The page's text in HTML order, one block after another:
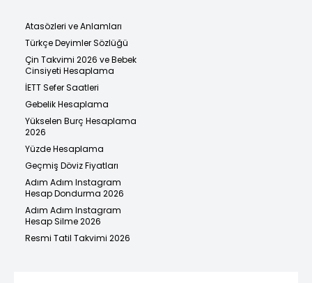
Atasözleri ve Anlamları
Türkçe Deyimler Sözlüğü
Çin Takvimi 2026 ve Bebek
Cinsiyeti Hesaplama
İETT Sefer Saatleri
Gebelik Hesaplama
Yükselen Burç Hesaplama
2026
Yüzde Hesaplama
Geçmiş Döviz Fiyatları
Adım Adım Instagram
Hesap Dondurma 2026
Adım Adım Instagram
Hesap Silme 2026
Resmi Tatil Takvimi 2026